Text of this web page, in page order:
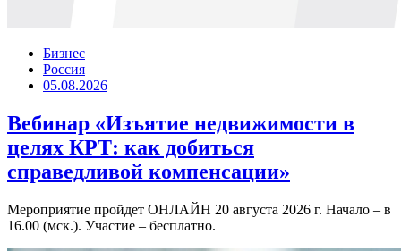
Бизнес
Россия
05.08.2026
Вебинар «Изъятие недвижимости в
целях КРТ: как добиться
справедливой компенсации»
Мероприятие пройдет ОНЛАЙН 20 августа 2026 г. Начало – в
16.00 (мск.). Участие – бесплатно.